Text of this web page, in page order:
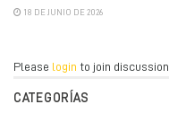
18 DE JUNIO DE 2026
Please login to join discussion
CATEGORÍAS